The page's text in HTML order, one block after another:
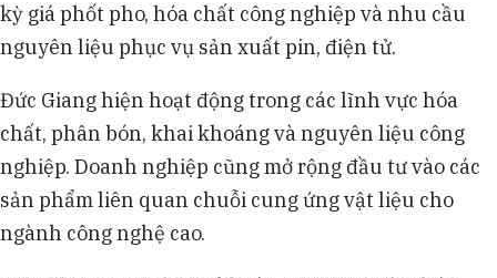
kỳ giá phốt pho, hóa chất công nghiệp và nhu cầu
nguyên liệu phục vụ sản xuất pin, điện tử.
Đức Giang hiện hoạt động trong các lĩnh vực hóa
chất, phân bón, khai khoáng và nguyên liệu công
nghiệp. Doanh nghiệp cũng mở rộng đầu tư vào các
sản phẩm liên quan chuỗi cung ứng vật liệu cho
ngành công nghệ cao.